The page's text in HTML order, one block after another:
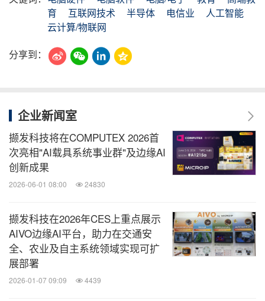
育
互联网技术 半导体 电信业
人工智能
云计算/物联网
分享到：
企业新闻室
撷发科技将在COMPUTEX 2026首
次亮相"AI载具系统事业群"及边缘AI
创新成果
2026-06-01 08:00 24830
撷发科技在2026年CES上重点展示
AIVO边缘AI平台，助力在交通安
全、农业及自主系统领域实现可扩
展部署
2026-01-07 09:09 4439